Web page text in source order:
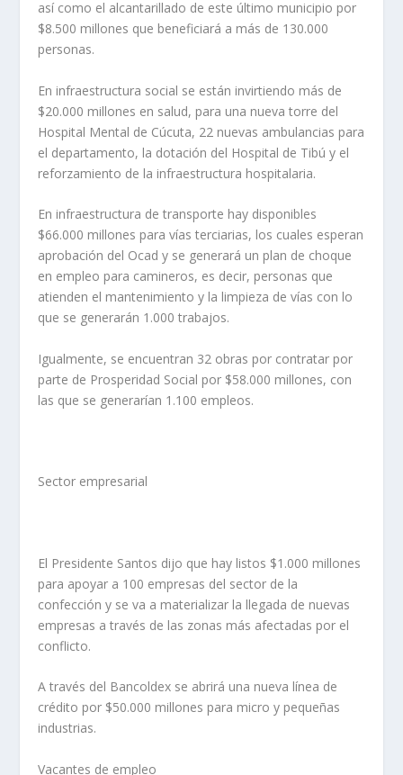
así como el alcantarillado de este último municipio por
$8.500 millones que beneficiará a más de 130.000
personas.
En infraestructura social se están invirtiendo más de
$20.000 millones en salud, para una nueva torre del
Hospital Mental de Cúcuta, 22 nuevas ambulancias para
el departamento, la dotación del Hospital de Tibú y el
reforzamiento de la infraestructura hospitalaria.
En infraestructura de transporte hay disponibles
$66.000 millones para vías terciarias, los cuales esperan
aprobación del Ocad y se generará un plan de choque
en empleo para camineros, es decir, personas que
atienden el mantenimiento y la limpieza de vías con lo
que se generarán 1.000 trabajos.
Igualmente, se encuentran 32 obras por contratar por
parte de Prosperidad Social por $58.000 millones, con
las que se generarían 1.100 empleos.
Sector empresarial
El Presidente Santos dijo que hay listos $1.000 millones
para apoyar a 100 empresas del sector de la
confección y se va a materializar la llegada de nuevas
empresas a través de las zonas más afectadas por el
conflicto.
A través del Bancoldex se abrirá una nueva línea de
crédito por $50.000 millones para micro y pequeñas
industrias.
Vacantes de empleo